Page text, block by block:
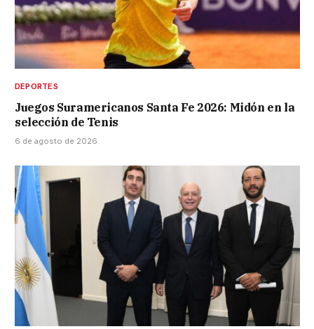
DEPORTES
Juegos Suramericanos Santa Fe 2026: Midón en la
selección de Tenis
6 de agosto de 2026